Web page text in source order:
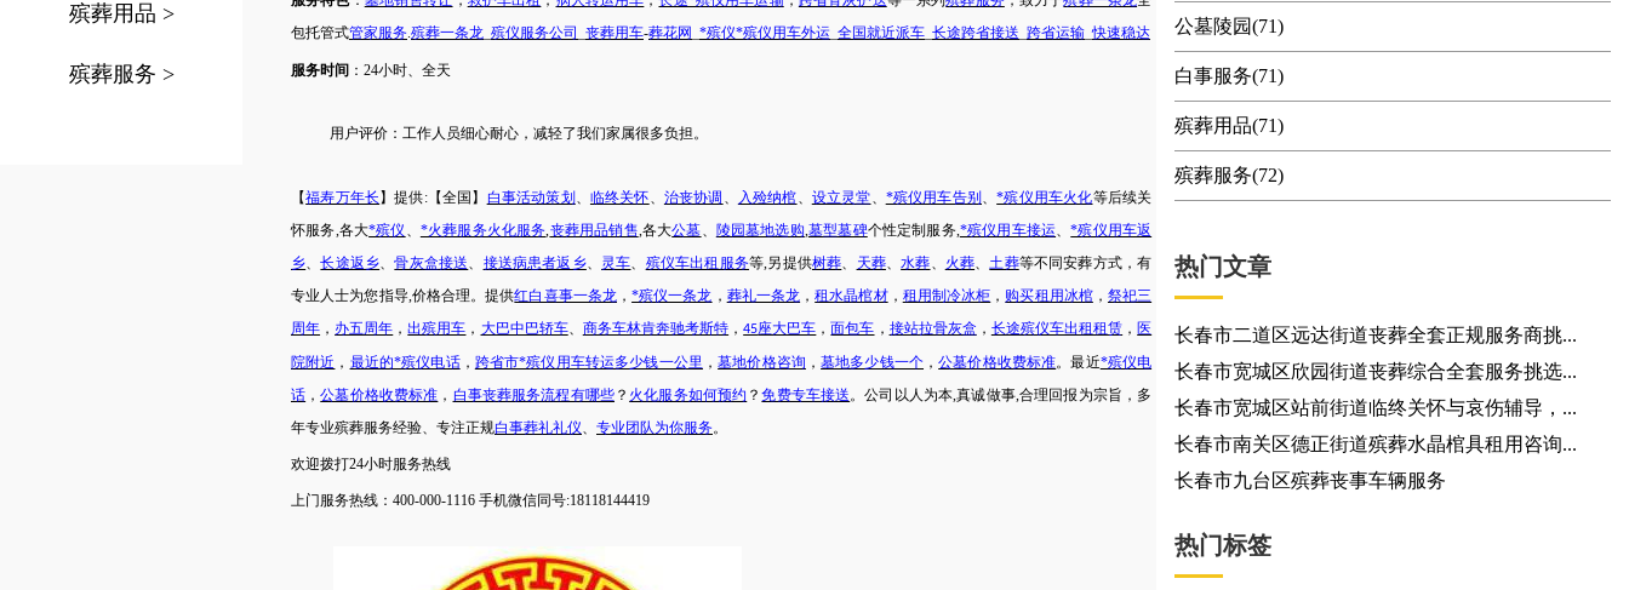
殡葬用品 >
殡葬服务 >
包托管式管家服务 殡葬一条龙 殡仪服务公司 丧葬用车-葬花网 *殡仪*殡仪用车外运 全国就近派车 长途跨省接送 跨省运输 _快速稳达
服务时间 ： 24小时、全天
用户评价： 工作人员细心耐心，减轻了我们家属很多负担。
【福寿万年长】提供:【全国】 白事活动策划 临终关怀 治丧协调 入殓纳棺 设立灵堂 *殡仪用车告别 、*殡仪用车火化等后续关
怀服务 ,各大*殡仪 *火葬服务火化服务 丧葬用品销售 ,各大公墓 陵园墓地选购 墓型墓碑个性定制服务, *殡仪用车接运 、*殡仪用车返
乡 、长途返乡 、骨灰盒接送 接送病患者返乡、 灵车 殡仪车出租服务等 ,另提供树葬 天葬、水葬 火葬 土葬等不同安葬方式，有
专业人士为您指导,价格合理。提供红白喜事一条龙，*殡仪一条龙 ， 葬礼一条龙 ，租水晶棺材， 租用制冷冰柜 ， 购买租用冰棺， 祭祀三
周年 ， 办五周年 ，出殡用车 ， 大巴中巴轿车、 商务车林肯奔驰考斯特 ，45座大巴车 ，面包车 ， 接站拉骨灰盒 ， 长途殡仪车出租租赁 ，医
院附近 ， 最近的*殡仪电话， 跨省市*殡仪用车转运多少钱一公里 ，墓地价格咨询 ，墓地多少钱一个 ，公墓价格收费标准。最近*殡仪电
话 ，公墓价格收费标准 ， 白事丧葬服务流程有哪些 ？ 火化服务如何预约 ？免费专车接送 。公司以人为本 ,真诚做事,合理回报为宗旨，多
年专业殡葬服务经验、专注正规白事葬礼礼仪 专业团队为你服务。
欢迎拨打24小时服务热线
上门服务热线： 400-000-1116 手机微信同号:18118144419
公墓陵园(71)
白事服务(71)
殡葬用品(71)
殡葬服务(72)
热门文章
长春市二道区远达街道丧葬全套正规服务商挑...
长春市宽城区欣园街道丧葬综合全套服务挑选...
长春市宽城区站前街道临终关怀与哀伤辅导，...
长春市南关区德正街道殡葬水晶棺具租用咨询...
长春市九台区殡葬丧事车辆服务
热门标签